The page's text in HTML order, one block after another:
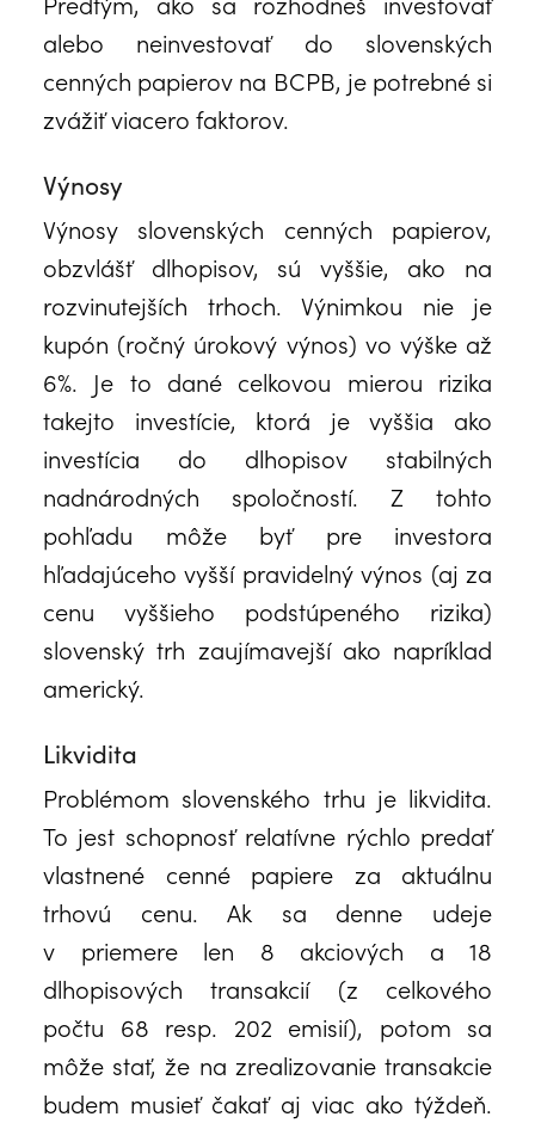
alebo neinvestovať do slovenských
cenných papierov na BCPB, je potrebné si
zvážiť viacero faktorov.
Výnosy
Výnosy slovenských cenných papierov,
obzvlášť dlhopisov, sú vyššie, ako na
rozvinutejších trhoch. Výnimkou nie je
kupón (ročný úrokový výnos) vo výške až
6%. Je to dané celkovou mierou rizika
takejto investície, ktorá je vyššia ako
investícia do dlhopisov stabilných
nadnárodných spoločností. Z tohto
pohľadu môže byť pre investora
hľadajúceho vyšší pravidelný výnos (aj za
cenu vyššieho podstúpeného rizika)
slovenský trh zaujímavejší ako napríklad
americký.
Likvidita
Problémom slovenského trhu je likvidita.
To jest schopnosť relatívne rýchlo predať
vlastnené cenné papiere za aktuálnu
trhovú cenu. Ak sa denne udeje
v priemere len 8 akciových a 18
dlhopisových transakcií (z celkového
počtu 68 resp. 202 emisií), potom sa
môže stať, že na zrealizovanie transakcie
budem musieť čakať aj viac ako týždeň.